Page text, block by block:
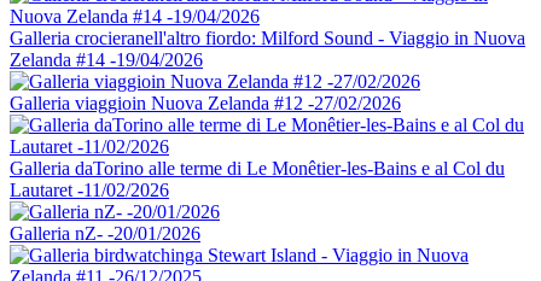
Galleria crocieranell'altro fiordo: Milford Sound - Viaggio in Nuova
Zelanda #14 -19/04/2026
Galleria viaggioin Nuova Zelanda #12 -27/02/2026
Galleria daTorino alle terme di Le Monêtier-les-Bains e al Col du
Lautaret -11/02/2026
Galleria nZ- -20/01/2026